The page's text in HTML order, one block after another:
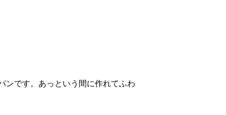
ンです。あっという間に作れてふわ